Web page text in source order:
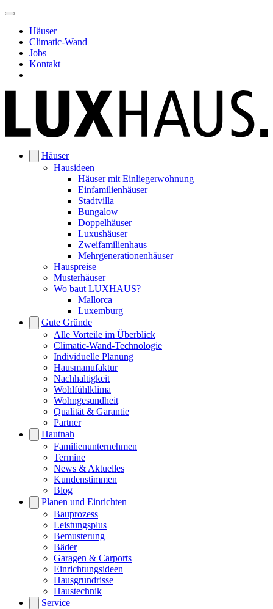
Häuser
Climatic-Wand
Jobs
Kontakt
Häuser
Hausideen
Häuser mit Einliegerwohnung
Einfamilienhäuser
Stadtvilla
Bungalow
Doppelhäuser
Luxushäuser
Zweifamilienhaus
Mehrgenerationenhäuser
Hauspreise
Musterhäuser
Wo baut LUXHAUS?
Mallorca
Luxemburg
Gute Gründe
Alle Vorteile im Überblick
Climatic-Wand-Technologie
Individuelle Planung
Hausmanufaktur
Nachhaltigkeit
Wohlfühlklima
Wohngesundheit
Qualität & Garantie
Partner
Hautnah
Familienunternehmen
Termine
News & Aktuelles
Kundenstimmen
Blog
Planen und Einrichten
Bauprozess
Leistungsplus
Bemusterung
Bäder
Garagen & Carports
Einrichtungsideen
Hausgrundrisse
Haustechnik
Service